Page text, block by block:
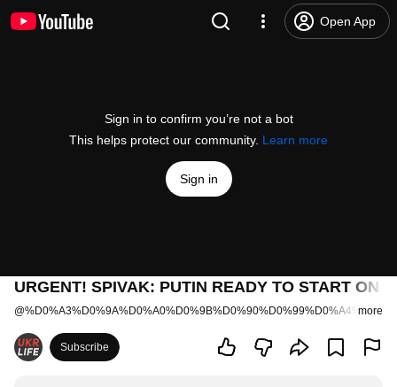
Open App
Sign in to confirm you’re not a bot
This helps protect our community. Learn more
Sign in
URGENT! SPIVAK: PUTIN READY TO START ON
@ more
Subscribe